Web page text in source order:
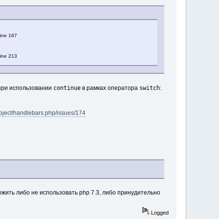
167
213
использовании continueв рамках оператора switch:
handlebars.php/issues/174
либо не использовать php 7.3, либо принудительно
Logged